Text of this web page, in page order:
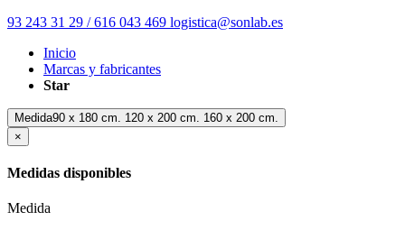
93 243 31 29 / 616 043 469 logistica@sonlab.es
Inicio
Marcas y fabricantes
Star
Medida90 x 180 cm. 120 x 200 cm. 160 x 200 cm.
×
Medidas disponibles
Medida